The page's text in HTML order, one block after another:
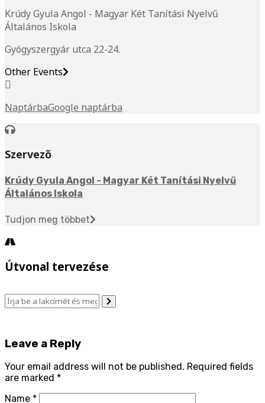
Krúdy Gyula Angol - Magyar Két Tanítási Nyelvű
Általános Iskola
Gyógyszergyár utca 22-24.
Other Events
NaptárbaGoogle naptárba
Szervező
Krúdy Gyula Angol - Magyar Két Tanítási Nyelvű
Általános Iskola
Tudjon meg többet
Útvonal tervezése
Leave a Reply
Your email address will not be published. Required fields
are marked *
Name *